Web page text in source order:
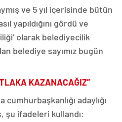
ve 5 yıl içerisinde bütün
yapıldığını gördü ve
olarak belediyecilik
belediye sayımız bugün
KAZANACAĞIZ”
cumhurbaşkanlığı adaylığı
şu ifadeleri kullandı: